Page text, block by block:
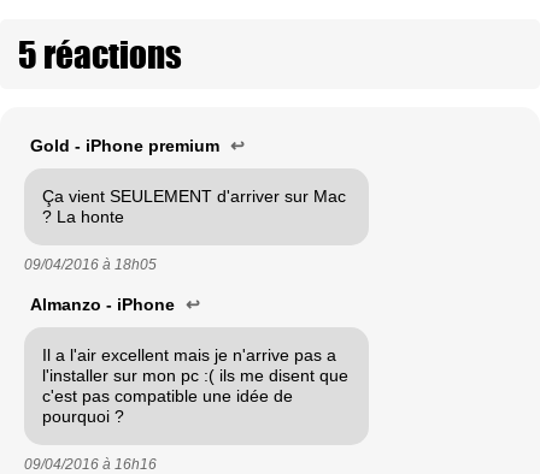
5 réactions
Gold - iPhone premium ↩
Ça vient SEULEMENT d'arriver sur Mac
? La honte
09/04/2016 à 18h05
Almanzo - iPhone ↩
Il a l'air excellent mais je n'arrive pas a
l'installer sur mon pc :( ils me disent que
c'est pas compatible une idée de
pourquoi ?
09/04/2016 à 16h16